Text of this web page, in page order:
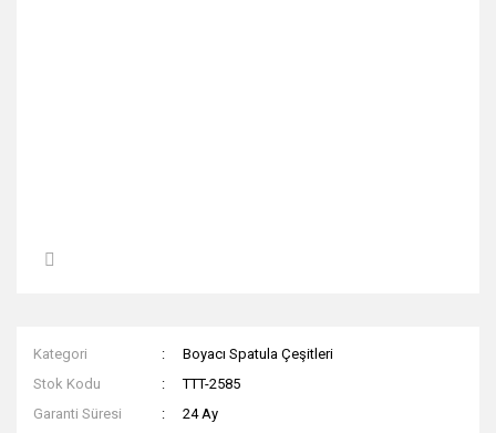
Kategori
Boyacı Spatula Çeşitleri
Stok Kodu
TTT-2585
Garanti Süresi
24 Ay